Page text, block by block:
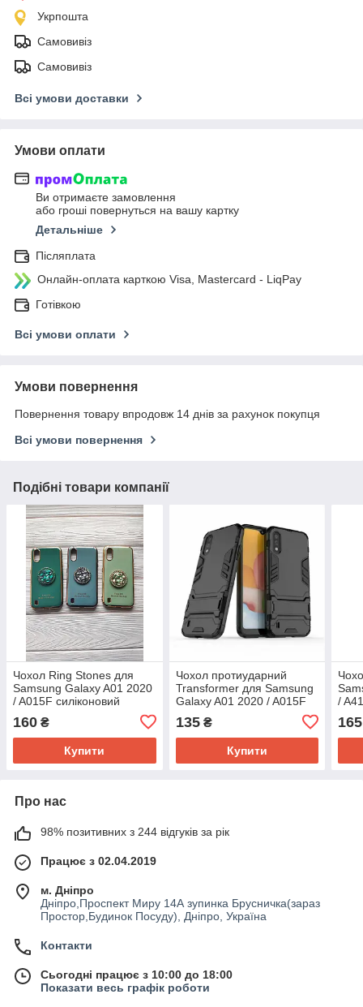
Укрпошта
Самовивіз
Самовивіз
Всі умови доставки
Умови оплати
Ви отримаєте замовлення
або гроші повернуться на вашу картку
Детальніше
Післяплата
Онлайн-оплата карткою Visa, Mastercard - LiqPay
Готівкою
Всі умови оплати
Умови повернення
Повернення товару впродовж 14 днів за рахунок покупця
Всі умови повернення
Подібні товари компанії
Чохол Ring Stones для
Samsung Galaxy A01 2020
/ A015F силіконовий
160 ₴
Купити
Чохол протиударний
Transformer для Samsung
Galaxy A01 2020 / A015F
135₴
Купити
/
165
Про нас
98% позитивних з 244 відгуків за рік
Працює з 02.04.2019
м. Дніпро
Дніпро,Проспект Миру 14А зупинка Брусничка(зараз
Простор,Будинок Посуду), Дніпро, Україна
Контакти
Сьогодні працює з 10:00 до 18:00
Показати весь графік роботи